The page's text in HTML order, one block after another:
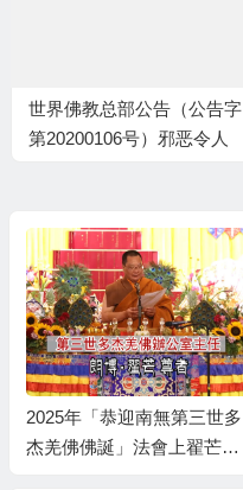
世界佛教总部公告（公告字
第20200106号）邪恶令人
2025年「恭迎南無第三世多
杰羌佛佛誕」法會上翟芒尊